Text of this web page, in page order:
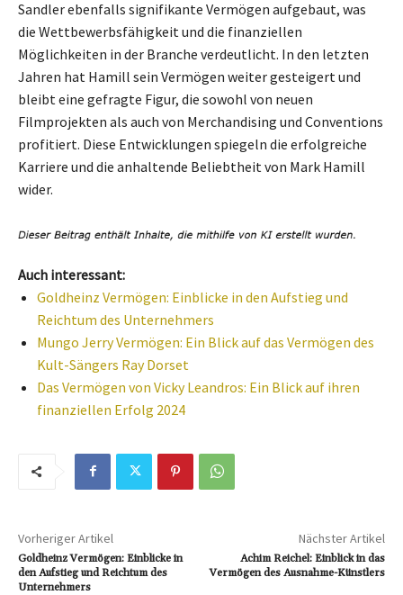
Sandler ebenfalls signifikante Vermögen aufgebaut, was
die Wettbewerbsfähigkeit und die finanziellen
Möglichkeiten in der Branche verdeutlicht. In den letzten
Jahren hat Hamill sein Vermögen weiter gesteigert und
bleibt eine gefragte Figur, die sowohl von neuen
Filmprojekten als auch von Merchandising und Conventions
profitiert. Diese Entwicklungen spiegeln die erfolgreiche
Karriere und die anhaltende Beliebtheit von Mark Hamill
wider.
Auch interessant:
Goldheinz Vermögen: Einblicke in den Aufstieg und
Reichtum des Unternehmers
Mungo Jerry Vermögen: Ein Blick auf das Vermögen des
Kult-Sängers Ray Dorset
Das Vermögen von Vicky Leandros: Ein Blick auf ihren
finanziellen Erfolg 2024
Vorheriger Artikel
Goldheinz Vermögen: Einblicke in
den Aufstieg und Reichtum des
Unternehmers
Nächster Artikel
Achim Reichel: Einblick in das
Vermögen des Ausnahme-Künstlers